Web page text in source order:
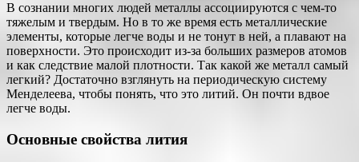
В сознании многих людей металлы ассоциируются с чем-то
тяжелым и твердым. Но в то же время есть металлические
элементы, которые легче воды и не тонут в ней, а плавают на
поверхности. Это происходит из-за больших размеров атомов
и как следствие малой плотности. Так какой же металл самый
легкий? Достаточно взглянуть на периодическую систему
Менделеева, чтобы понять, что это литий. Он почти вдвое
легче воды.
Основные свойства лития